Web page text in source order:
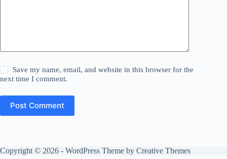
Save my name, email, and website in this browser for the
next time I comment.
Post Comment
Copyright © 2026 - WordPress Theme by Creative Themes